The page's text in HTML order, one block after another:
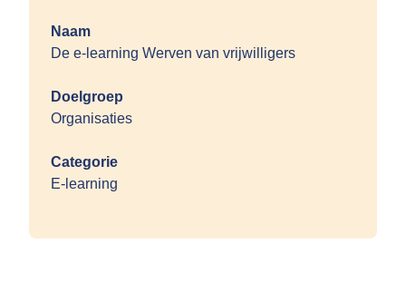
Naam
De e-learning Werven van vrijwilligers
Doelgroep
Organisaties
Categorie
E-learning